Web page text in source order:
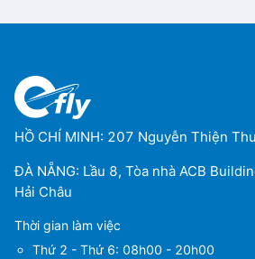
HỒ CHÍ MINH: 207 Nguyễn Thiện
ĐÀ NẴNG: Lầu 8, Tòa nhà ACB
Hải Châu
Thời gian làm việc
Thứ 2 - Thứ 6: 08h00 - 20h00